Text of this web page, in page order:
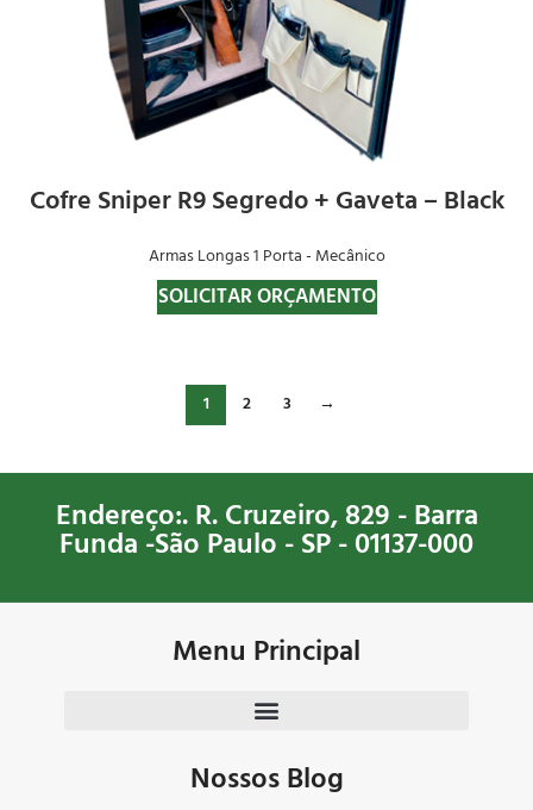
Cofre Sniper R9 Segredo + Gaveta – Black
Armas Longas 1 Porta - Mecânico
SOLICITAR ORÇAMENTO
1 2 3 →
Endereço:. R. Cruzeiro, 829 - Barra
Funda -São Paulo - SP - 01137-000
Menu Principal
Nossos Blog